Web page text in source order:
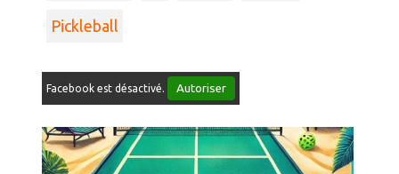
Pickleball
Facebook est désactivé. Autoriser